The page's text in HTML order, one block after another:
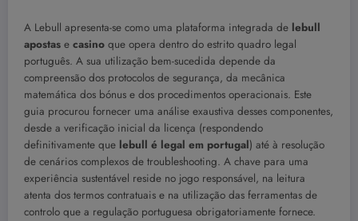
A Lebull apresenta-se como uma plataforma integrada de lebull
apostas e casino que opera dentro do estrito quadro legal
português. A sua utilização bem-sucedida depende da
compreensão dos protocolos de segurança, da mecânica
matemática dos bónus e dos procedimentos operacionais. Este
guia procurou fornecer uma análise exaustiva desses componentes,
desde a verificação inicial da licença (respondendo
definitivamente que lebull é legal em portugal) até à resolução
de cenários complexos de troubleshooting. A chave para uma
experiência sustentável reside no jogo responsável, na leitura
atenta dos termos contratuais e na utilização das ferramentas de
controlo que a regulação portuguesa obrigatoriamente fornece.